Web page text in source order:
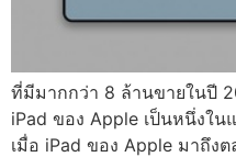
ที่มีมากกว่า 8 ล้านขายในปี
iPad ของ Apple เป็นหนึ่งใ
เมื่อ iPad ของ Apple มาถึง